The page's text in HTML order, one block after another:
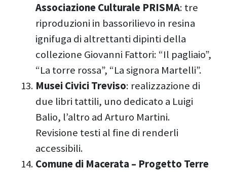
Associazione Culturale PRISMA: tre
riproduzioni in bassorilievo in resina
ignifuga di altrettanti dipinti della
collezione Giovanni Fattori: “Il pagliaio”,
“La torre rossa”, “La signora Martelli”.
Musei Civici Treviso: realizzazione di
due libri tattili, uno dedicato a Luigi
Balio, l’altro ad Arturo Martini.
Revisione testi al fine di renderli
accessibili.
Comune di Macerata – Progetto Terre